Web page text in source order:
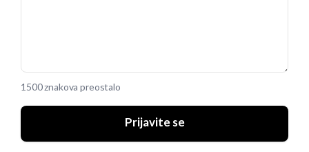
1500 znakova preostalo
Prijavite se